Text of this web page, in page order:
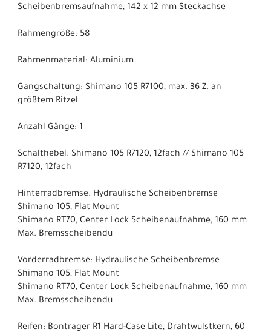
Scheibenbremsaufnahme, 142 x 12 mm Steckachse
Rahmengröße: 58
Rahmenmaterial: Aluminium
Gangschaltung: Shimano 105 R7100, max. 36 Z. an
größtem Ritzel
Anzahl Gänge: 1
Schalthebel: Shimano 105 R7120, 12fach // Shimano 105
R7120, 12fach
Hinterradbremse: Hydraulische Scheibenbremse
Shimano 105, Flat Mount
Shimano RT70, Center Lock Scheibenaufnahme, 160 mm
Max. Bremsscheibendu
Vorderradbremse: Hydraulische Scheibenbremse
Shimano 105, Flat Mount
Shimano RT70, Center Lock Scheibenaufnahme, 160 mm
Max. Bremsscheibendu
Reifen: Bontrager R1 Hard-Case Lite, Drahtwulstkern, 60